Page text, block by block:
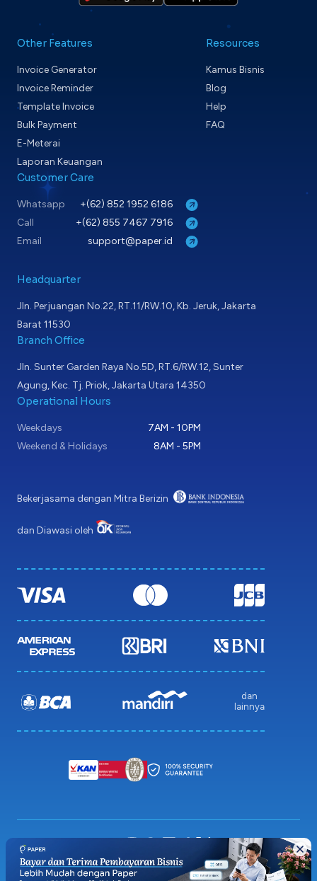
Other Features
Invoice Generator
Invoice Reminder
Template Invoice
Bulk Payment
E-Meterai
Laporan Keuangan
Resources
Kamus Bisnis
Blog
Help
FAQ
Customer Care
Whatsapp
+(62) 852 1952 6186
Call
+(62) 855 7467 7916
Email
support@paper.id
Headquarter
Jln. Perjuangan No.22, RT.11/RW.10, Kb. Jeruk, Jakarta
Barat 11530
Branch Office
Jln. Sunter Garden Raya No.5D, RT.6/RW.12, Sunter
Agung, Kec. Tj. Priok, Jakarta Utara 14350
Operational Hours
Weekdays
7AM - 10PM
Weekend & Holidays
8AM - 5PM
Bekerjasama dengan Mitra Berizin
dan Diawasi oleh
dan
lainnya
Privacy Policy
Terms & Condition
Sitemap